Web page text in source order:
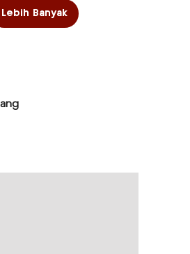
Lebih Banyak